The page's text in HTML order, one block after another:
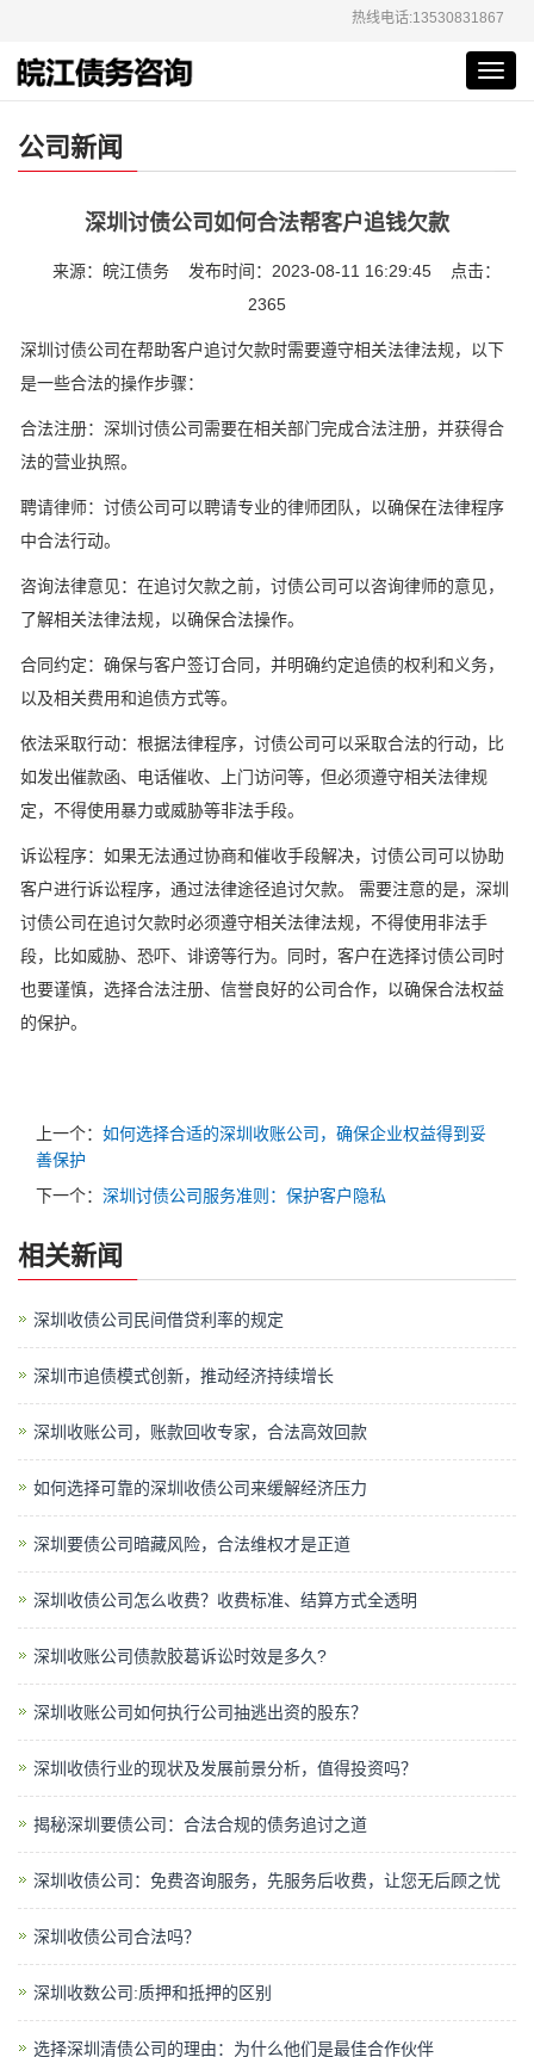
热线电话:13530831867
公司新闻
深圳讨债公司如何合法帮客户追钱欠款
来源：皖江债务 发布时间：2023-08-11 16:29:45 点击：
2365
深圳讨债公司在帮助客户追讨欠款时需要遵守相关法律法规，以下
是一些合法的操作步骤：
合法注册：深圳讨债公司需要在相关部门完成合法注册，并获得合
法的营业执照。
聘请律师：讨债公司可以聘请专业的律师团队，以确保在法律程序
中合法行动。
咨询法律意见：在追讨欠款之前，讨债公司可以咨询律师的意见，
了解相关法律法规，以确保合法操作。
合同约定：确保与客户签订合同，并明确约定追债的权利和义务，
以及相关费用和追债方式等。
依法采取行动：根据法律程序，讨债公司可以采取合法的行动，比
如发出催款函、电话催收、上门访问等，但必须遵守相关法律规
定，不得使用暴力或威胁等非法手段。
诉讼程序：如果无法通过协商和催收手段解决，讨债公司可以协助
客户进行诉讼程序，通过法律途径追讨欠款。 需要注意的是，深圳
讨债公司在追讨欠款时必须遵守相关法律法规，不得使用非法手
段，比如威胁、恐吓、诽谤等行为。同时，客户在选择讨债公司时
也要谨慎，选择合法注册、信誉良好的公司合作，以确保合法权益
的保护。
上一个： 如何选择合适的深圳收账公司，确保企业权益得到妥
善保护
下一个： 深圳讨债公司服务准则：保护客户隐私
相关新闻
深圳收债公司民间借贷利率的规定
深圳市追债模式创新，推动经济持续增长
深圳收账公司，账款回收专家，合法高效回款
如何选择可靠的深圳收债公司来缓解经济压力
深圳要债公司暗藏风险，合法维权才是正道
深圳收债公司怎么收费？收费标准、结算方式全透明
深圳收账公司​债款胶葛诉讼时效是多久?
深圳收账公司如何执行公司抽逃出资的股东？
深圳收债行业的现状及发展前景分析，值得投资吗？
揭秘深圳要债公司：合法合规的债务追讨之道
深圳收债公司：免费咨询服务，先服务后收费，让您无后顾之忧
深圳收债公司合法吗？
深圳收数公司:质押和抵押的区别
选择深圳清债公司的理由：为什么他们是最佳合作伙伴